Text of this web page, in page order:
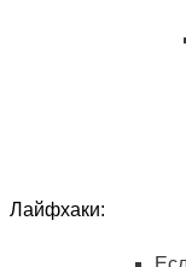
Лайфхаки: